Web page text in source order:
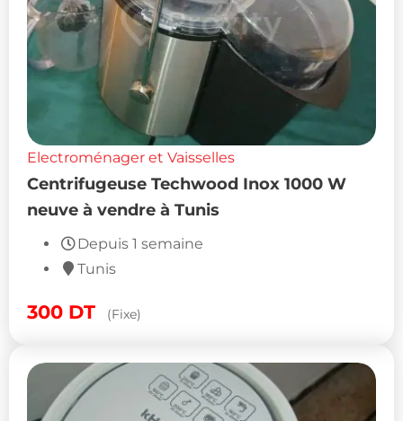
Electroménager et Vaisselles
Centrifugeuse Techwood Inox 1000 W
neuve à vendre à Tunis
Depuis 1 semaine
Tunis
300 DT (Fixe)